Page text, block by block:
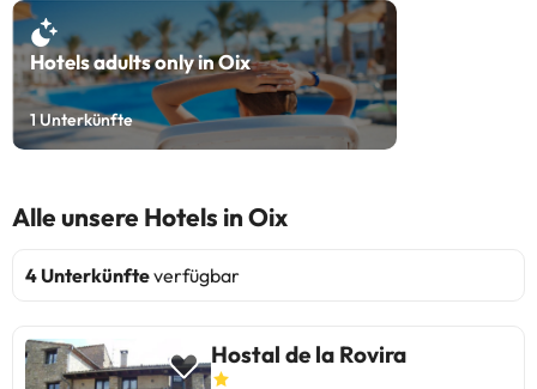
Hotels adults only in Oix
1Unterkünfte
Alle unsere Hotels in Oix
4 Unterkünfteverfügbar
Hostal de la Rovira